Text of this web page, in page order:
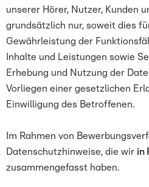
unserer Hörer, Nutzer, Kunden
grundsätzlich nur, soweit dies
Gewährleistung der
Inhalte und Leistungen sowie
Erhebung und Nutzung der
Vorliegen einer gesetzlichen
Einwilligung des Betroffenen.
Im Rahmen von
Datenschutzhinweise, die wir in
zusammengefasst haben.